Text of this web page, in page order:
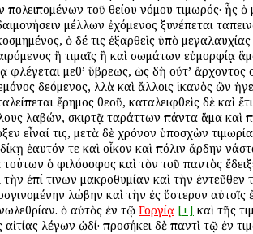
ἀπολειπομένων τοῦ θείου νόμου τιμωρός· ἧς ὁ
μέλλων ἐχόμενος ξυνέπεται
ὁ δέ τις ἐξαρθεὶς ὑπὸ
ἢ τιμαῖς ἢ καὶ σωμάτων εὐμορφίᾳ
φλέγεται μεθ’ ὕβρεως, ὡς δὴ οὔτ’ ἄρχοντος
δεόμενος, ἀλλὰ καὶ ἄλλοις ἱκανὸς ὢν
ἔρημος θεοῦ, καταλειφθεὶς δὲ καὶ
λαβών, σκιρτᾷ ταράττων πάντα ἅμα καὶ
εἶναί τις, μετὰ δὲ χρόνον ὑποσχὼν
ἑαυτόν τε καὶ οἶκον καὶ πόλιν ἄρδην
τούτων ὁ φιλόσοφος καὶ τὸν τοῦ παντὸς
τὴν ἐπί τινων μακροθυμίαν καὶ τὴν ἐντεῦθεν
λώβην καὶ τὴν ἐς ὕστερον αὐτοῖς
ὁ αὐτὸς ἐν τῷ Γοργίᾳ [+] καὶ τῆς
αἰτίας λέγων ὡδί· προσήκει δὲ παντὶ τῷ ἐν